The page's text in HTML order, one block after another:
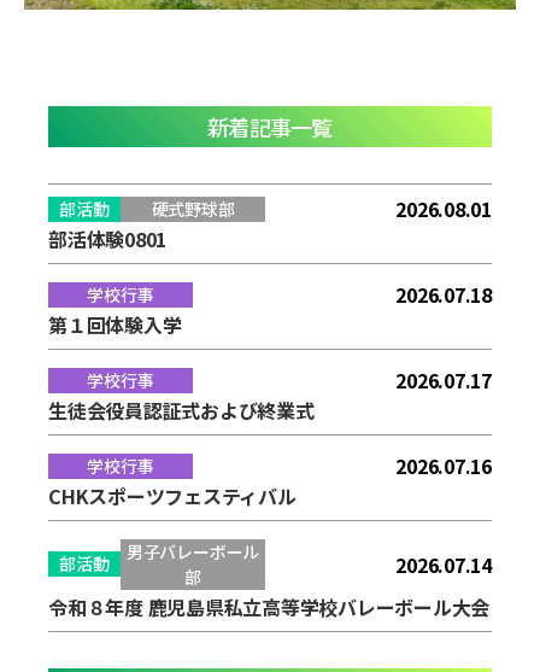
新着記事一覧
部活動 硬式野球部
2026.08.01
部活体験0801
学校行事
2026.07.18
第１回体験入学
学校行事
2026.07.17
生徒会役員認証式および終業式
学校行事
2026.07.16
CHKスポーツフェスティバル
部活動
男子バレーボール
部
2026.07.14
令和８年度 鹿児島県私立高等学校バレーボール大会